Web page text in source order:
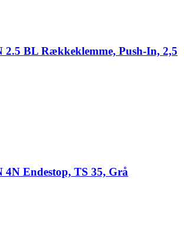
2.5 BL Rækkeklemme, Push-In, 2,5
4N Endestop, TS 35, Grå